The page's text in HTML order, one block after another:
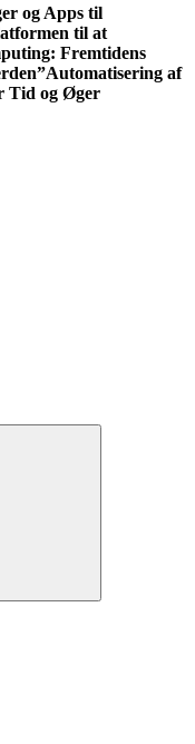
og Apps til
til at
Fremtidens
Automatisering af
Tid og Øger